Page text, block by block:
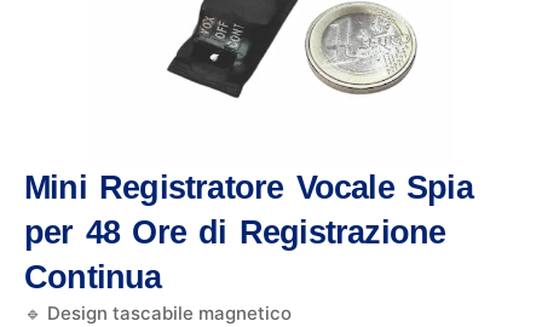
Mini Registratore Vocale Spia
per 48 Ore di Registrazione
Continua
🔹 Design tascabile magnetico